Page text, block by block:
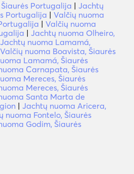
Portugalija | Jachtų
Portugalija | Valčių nuoma
| Valčių nuoma
| Jachtų nuoma Olheiro,
Jachtų nuoma Lamamá,
Valčių nuoma Boavista, Šiaurės
Lamamá, Šiaurės
Carnapata, Šiaurės
Mereces, Šiaurės
Mereces, Šiaurės
Santa Marta de
| Jachtų nuoma Aricera,
nuoma Fontelo, Šiaurės
Godim, Šiaurės